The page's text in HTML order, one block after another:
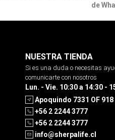
de
NUESTRA TIENDA
Si es una duda o necesitas
comunicarte con nosotros
Lun. - Vie. 10:30 a 14:30 -
Apoquindo 7331 OF
+56 2 2244 3777
+56 2 2244 3777
info@sherpalife.cl